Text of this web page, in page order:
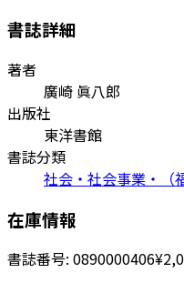
書誌詳細
著者
廣崎 眞八郎
出版社
東洋書館
書誌分類
社会・社会事業・（
在庫情報
書誌番号: 0890000406